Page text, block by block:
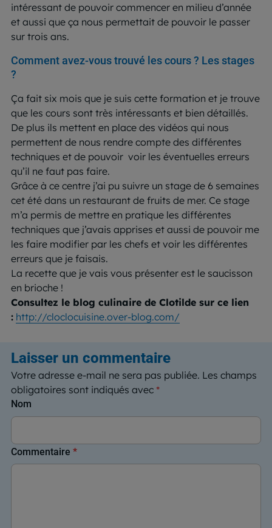
intéressant de pouvoir commencer en milieu d’année
et aussi que ça nous permettait de pouvoir le passer
sur trois ans.
Comment avez-vous trouvé les cours ? Les stages
?
Ça fait six mois que je suis cette formation et je trouve
que les cours sont très intéressants et bien détaillés.
De plus ils mettent en place des vidéos qui nous
permettent de nous rendre compte des différentes
techniques et de pouvoir voir les éventuelles erreurs
qu’il ne faut pas faire.
Grâce à ce centre j’ai pu suivre un stage de 6 semaines
cet été dans un restaurant de fruits de mer. Ce stage
m’a permis de mettre en pratique les différentes
techniques que j’avais apprises et aussi de pouvoir me
les faire modifier par les chefs et voir les différentes
erreurs que je faisais.
La recette que je vais vous présenter est le saucisson
en brioche !
Consultez le blog culinaire de Clotilde sur ce lien
: http://cloclocuisine.over-blog.com/
Laisser un commentaire
Votre adresse e-mail ne sera pas publiée. Les champs
obligatoires sont indiqués avec *
Nom
Commentaire *